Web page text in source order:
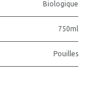
Biologique
750ml
Pouilles